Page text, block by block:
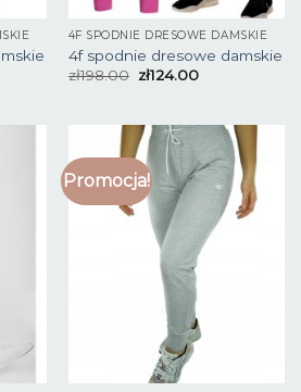
4F SPODNIE DRESOWE DAMSKIE
4f spodnie dresowe damskie
zł198.00 zł124.00
Promocja!